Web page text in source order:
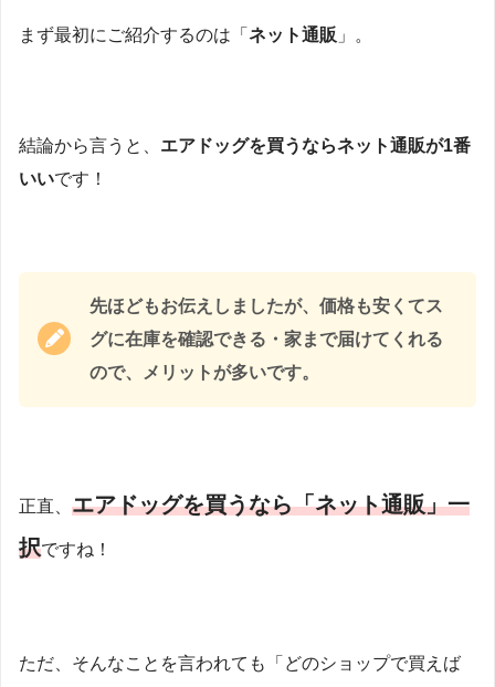
まず最初にご紹介するのは「 ネット通販 」。
結論から言うと、 エアドッグを買うならネット通販が1番
いいです！
先ほどもお伝えしましたが、価格も安くてス
グに在庫を確認できる・家まで届けてくれる
ので、メリットが多いです。
正直、 エアドッグを買うなら「ネット通販」一
択ですね！
ただ、そんなことを言われても「どのショップで買えば